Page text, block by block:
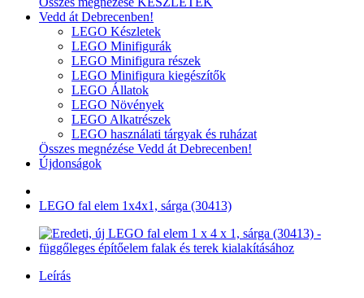
Vedd át Debrecenben!
LEGO Készletek
LEGO Minifigurák
LEGO Minifigura részek
LEGO Minifigura kiegészítők
LEGO Állatok
LEGO Növények
LEGO Alkatrészek
LEGO használati tárgyak és ruházat
Összes megnézése Vedd át Debrecenben!
Újdonságok
LEGO fal elem 1x4x1, sárga (30413)
Leírás